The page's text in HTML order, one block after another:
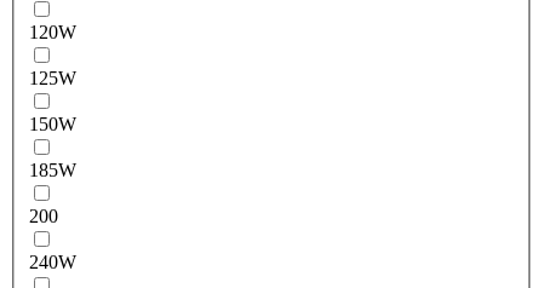
120W
125W
150W
185W
200
240W